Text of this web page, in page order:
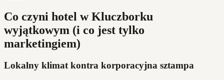
Co czyni hotel w Kluczborku
wyjątkowym (i co jest tylko
marketingiem)
Lokalny klimat kontra korporacyjna sztampa